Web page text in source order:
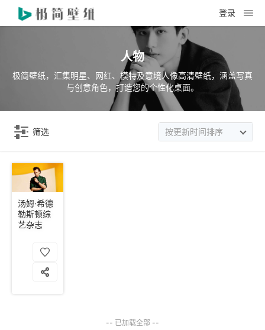
登录
人物
极简壁纸，汇集明星、网红、模特及意境人像高清壁纸，涵盖写真
与创意角色，打造您的个性化桌面。
筛选 按更新时间排序
汤姆·希德
勒斯顿综
艺杂志
-- 已加载全部 --